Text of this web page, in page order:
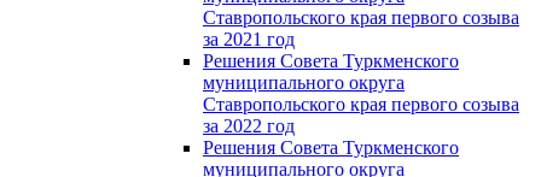
Ставропольского края первого созыва
за 2021 год
Решения Совета Туркменского
муниципального округа
Ставропольского края первого созыва
за 2022 год
Решения Совета Туркменского
муниципального округа